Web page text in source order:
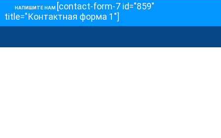
НАПИШИТЕ НАМ [contact-form-7 id="859"
title="Контактная форма 1"]